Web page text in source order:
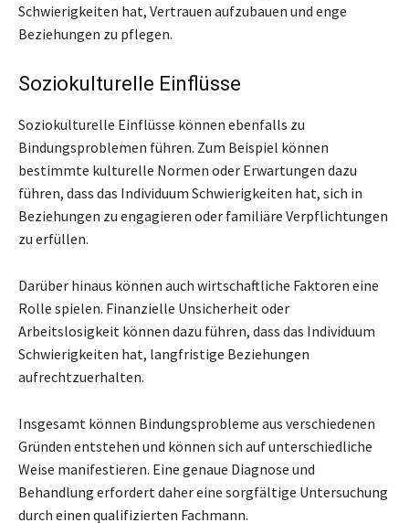
Schwierigkeiten hat, Vertrauen aufzubauen und enge
Beziehungen zu pflegen.
Soziokulturelle Einflüsse
Soziokulturelle Einflüsse können ebenfalls zu
Bindungsproblemen führen. Zum Beispiel können
bestimmte kulturelle Normen oder Erwartungen dazu
führen, dass das Individuum Schwierigkeiten hat, sich in
Beziehungen zu engagieren oder familiäre Verpflichtungen
zu erfüllen.
Darüber hinaus können auch wirtschaftliche Faktoren eine
Rolle spielen. Finanzielle Unsicherheit oder
Arbeitslosigkeit können dazu führen, dass das Individuum
Schwierigkeiten hat, langfristige Beziehungen
aufrechtzuerhalten.
Insgesamt können Bindungsprobleme aus verschiedenen
Gründen entstehen und können sich auf unterschiedliche
Weise manifestieren. Eine genaue Diagnose und
Behandlung erfordert daher eine sorgfältige Untersuchung
durch einen qualifizierten Fachmann.